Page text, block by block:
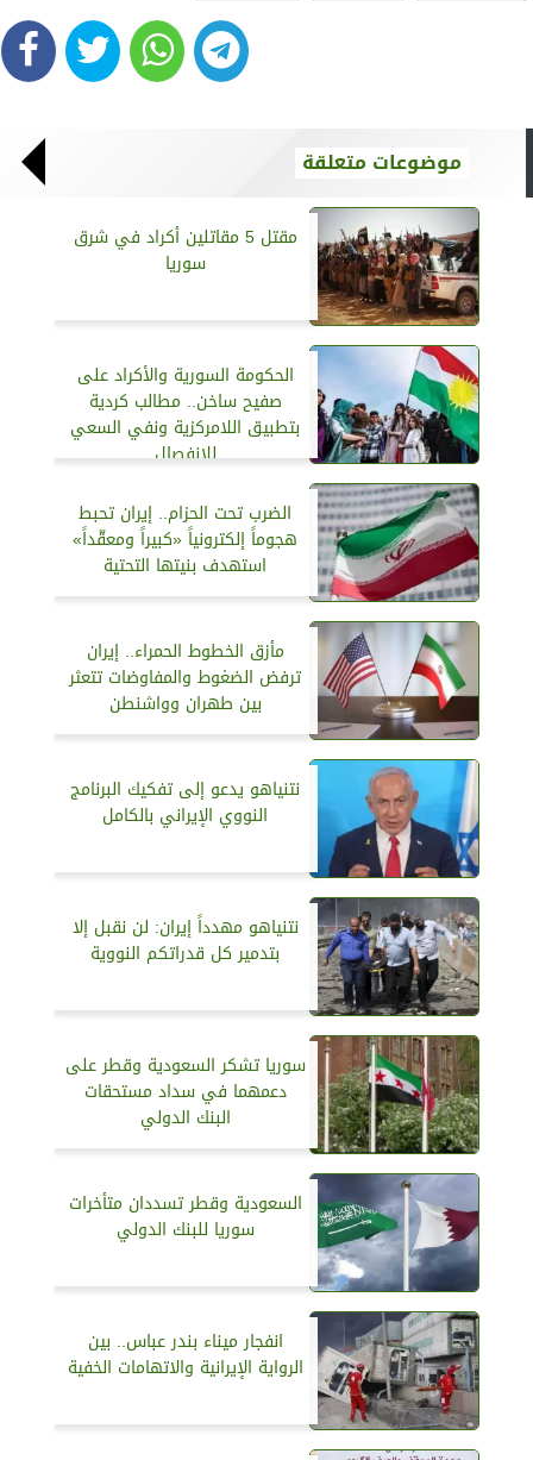
موضوعات متعلقة
مقتل 5 مقاتلين أكراد في شرق
سوريا
الحكومة السورية والأكراد على
صفيح ساخن.. مطالب كردية
بتطبيق اللامركزية ونفي السعي
للانفصال
الضرب تحت الحزام.. إيران تحبط
هجوماً إلكترونياً «كبيراً ومعقّداً»
استهدف بنيتها التحتية
مأزق الخطوط الحمراء.. إيران
ترفض الضغوط والمفاوضات تتعثر
بين طهران وواشنطن
نتنياهو يدعو إلى تفكيك البرنامج
النووي الإيراني بالكامل
نتنياهو مهدداً إيران: لن نقبل إلا
بتدمير كل قدراتكم النووية
سوريا تشكر السعودية وقطر على
دعمهما في سداد مستحقات
البنك الدولي
السعودية وقطر تسددان متأخرات
سوريا للبنك الدولي
انفجار ميناء بندر عباس.. بين
الرواية الإيرانية والاتهامات الخفية